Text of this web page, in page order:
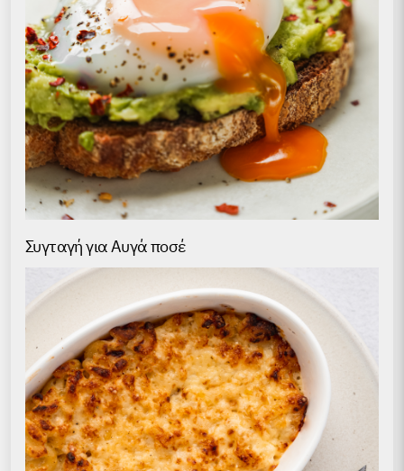
Συγταγή για Αυγά ποσέ